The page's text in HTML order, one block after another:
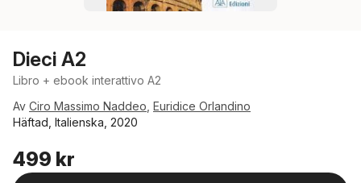
Dieci A2
Libro + ebook interattivo A2
Av Ciro Massimo Naddeo Euridice Orlandino
Häftad, Italienska, 2020
499 kr